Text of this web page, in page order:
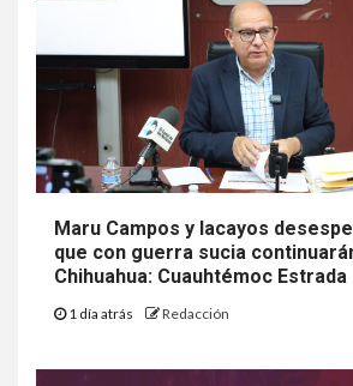
Maru Campos y lacayos
que con guerra sucia
Chihuahua: Cuauhtémoc Estrada
1 día atrás Redacción